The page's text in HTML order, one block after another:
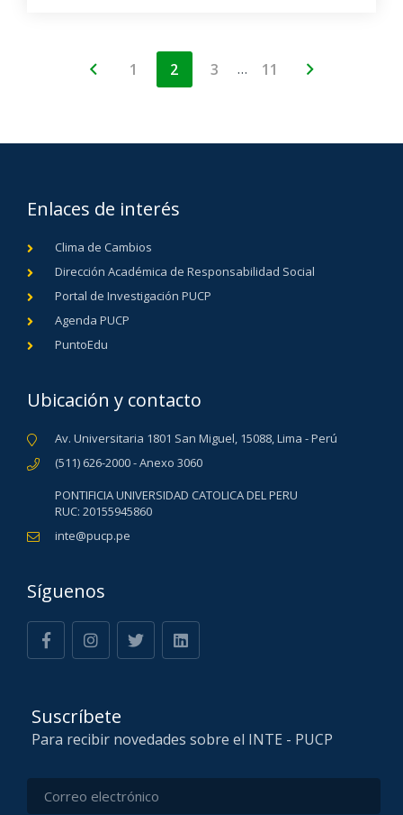
1 2 3 … 11
Enlaces de interés
Clima de Cambios
Dirección Académica de Responsabilidad Social
Portal de Investigación PUCP
Agenda PUCP
PuntoEdu
Ubicación y contacto
Av. Universitaria 1801 San Miguel, 15088, Lima - Perú
(511) 626-2000 - Anexo 3060
PONTIFICIA UNIVERSIDAD CATOLICA DEL PERU
RUC: 20155945860
inte@pucp.pe
Síguenos
Suscríbete
Para recibir novedades sobre el INTE - PUCP